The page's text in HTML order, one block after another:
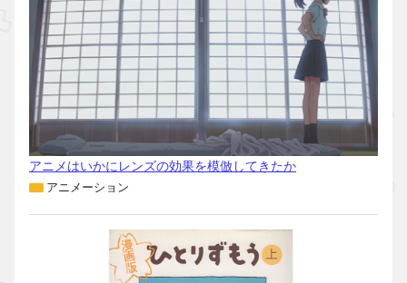
アニメはいかにレンズの効果を模倣してきたか
アニメーション